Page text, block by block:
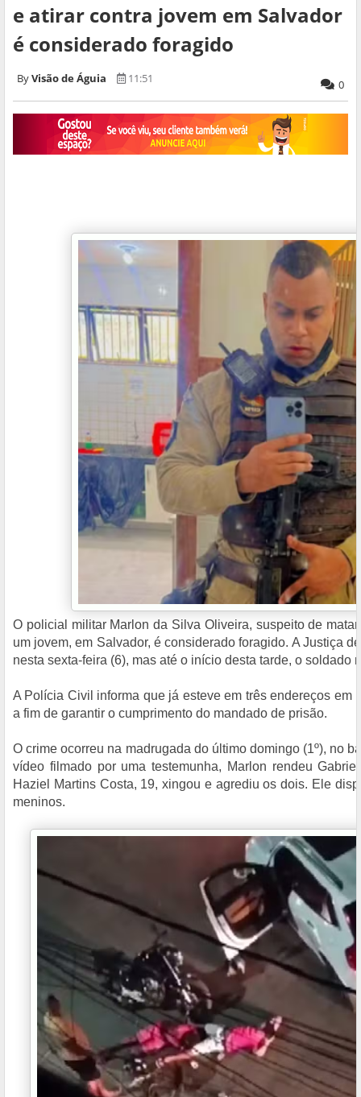
e atirar contra jovem em Salvador
é considerado foragido
Visão de Águia 11:51 0
O policial militar Marlon da Silva Oliveira, suspeito de
um jovem, em Salvador, é considerado foragido. A Justiça
nesta sexta-feira (6), mas até o início desta tarde, o soldado
A Polícia Civil informa que já esteve em três endereços em
a fim de garantir o cumprimento do mandado de prisão.
O crime ocorreu na madrugada do último domingo (1º), no
vídeo filmado por uma testemunha, Marlon rendeu
Haziel Martins Costa, 19, xingou e agrediu os dois. Ele
meninos.